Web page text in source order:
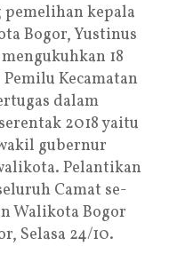
kepala
Bogor, Yustinus
18
Kecamatan
dalam
2018 yaitu
gubernur
Pelantikan
Camat se-
Walikota Bogor
Selasa 24/10.